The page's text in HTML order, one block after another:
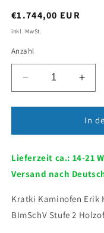
,
€1.744,00 EUR
inkl. MwSt.
Anzahl
Verringere
die
Menge
Kratki
Erik
Hoch
Schwarz
5,5
die
für
Erik
5,5
In
Lieferzeit ca.: 14-21
Versand nach
Kratki Kaminofen Erik
BImSchV Stufe 2